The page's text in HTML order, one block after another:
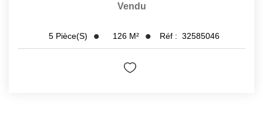
Vendu
5 Pièce(s) 126 M² Réf : 32585046